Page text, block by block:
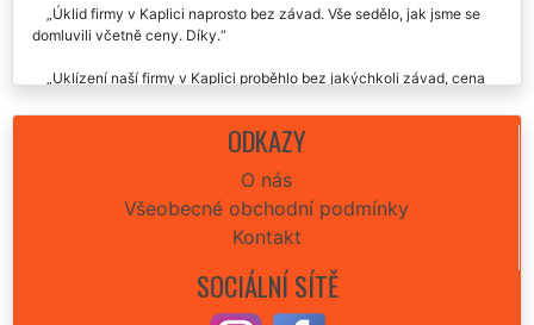
Úklid firmy v Kaplici naprosto bez závad. Vše sedělo, jak jsme se
domluvili včetně ceny. Díky.
Uklízení naší firmy v Kaplici proběhlo bez jakýchkoli závad, cena
profesionální služby. Děkujeme.
moc poděkovat za vaši ochotu a vstřícnost. Společnost extra uklízení
budu skutečně všude doporučovat a rozhodně budu i do budoucna
využívat vaše úklidové služby. Děkuji.
ODKAZY
O nás
Všeobecné obchodní podmínky
Kontakt
SOCIÁLNÍ SÍTĚ